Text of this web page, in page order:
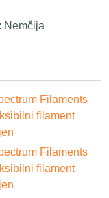
: Nemčija
Filaments
filament
Filaments
filament